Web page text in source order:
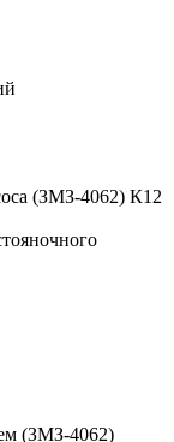
(ЗМЗ-4062) К12
(ЗМЗ-4062)